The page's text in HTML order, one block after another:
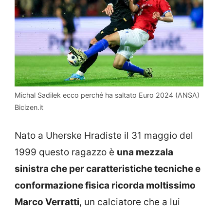
Michal Sadilek ecco perché ha saltato Euro 2024 (ANSA)
Bicizen.it
Nato a Uherske Hradiste il 31 maggio del
1999 questo ragazzo è una mezzala
sinistra che per caratteristiche tecniche e
conformazione fisica ricorda moltissimo
Marco Verratti, un calciatore che a lui